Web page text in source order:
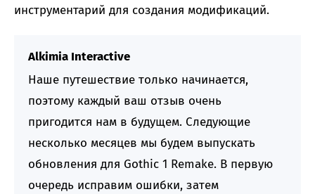
инструментарий для создания модификаций.
Alkimia Interactive
Наше путешествие только начинается,
поэтому каждый ваш отзыв очень
пригодится нам в будущем. Следующие
несколько месяцев мы будем выпускать
обновления для Gothic 1 Remake. В первую
очередь исправим ошибки, затем